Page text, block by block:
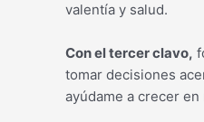
valentía y salud.
Con el tercer clavo,
tomar decisiones
ayúdame a crecer